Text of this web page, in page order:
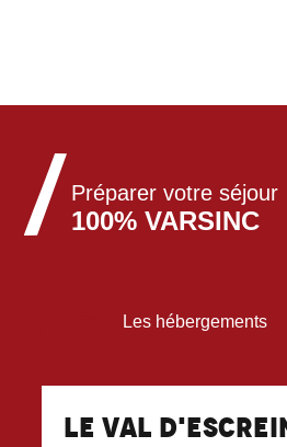
Préparer votre séjour
100% VARSINC
Les hébergements
Les restaurants
Le Val